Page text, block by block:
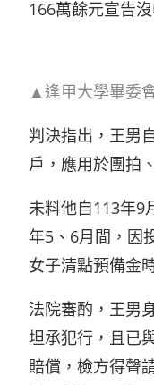
166萬餘元宣告
▲逢甲大學畢委
判決指出，王男
戶，應用於團拍
未料他自113年9
年5、6月間，因
女子清點預備金
法院審酌，王男
坦承犯行，且已
賠償，檢方得聲